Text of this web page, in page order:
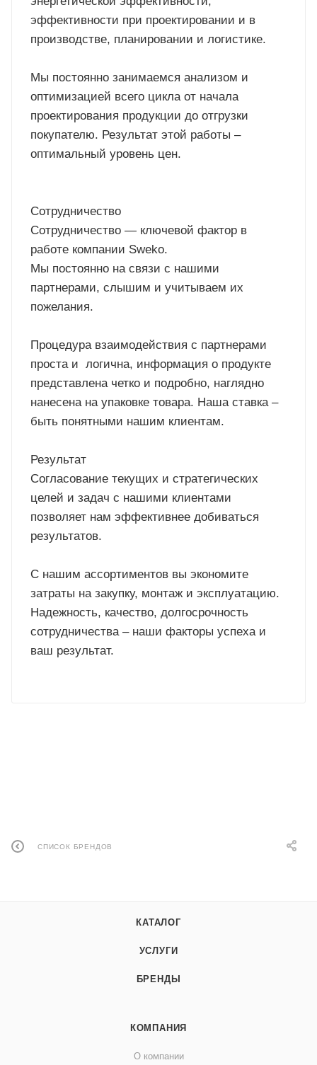
эффективности при проектировании и в
производстве, планировании и логистике.
Мы постоянно занимаемся анализом и
оптимизацией всего цикла от начала
проектирования продукции до отгрузки
покупателю. Результат этой работы –
оптимальный уровень цен.
Сотрудничество
Сотрудничество — ключевой фактор в
работе компании Sweko.
Мы постоянно на связи с нашими
партнерами, слышим и учитываем их
пожелания.
Процедура взаимодействия с партнерами
проста и логична, информация о продукте
представлена четко и подробно, наглядно
нанесена на упаковке товара. Наша ставка –
быть понятными нашим клиентам.
Результат
Согласование текущих и стратегических
целей и задач с нашими клиентами
позволяет нам эффективнее добиваться
результатов.
С нашим ассортиментов вы экономите
затраты на закупку, монтаж и эксплуатацию.
Надежность, качество, долгосрочность
сотрудничества – наши факторы успеха и
ваш результат.
СПИСОК БРЕНДОВ
КАТАЛОГ
УСЛУГИ
БРЕНДЫ
КОМПАНИЯ
О компании